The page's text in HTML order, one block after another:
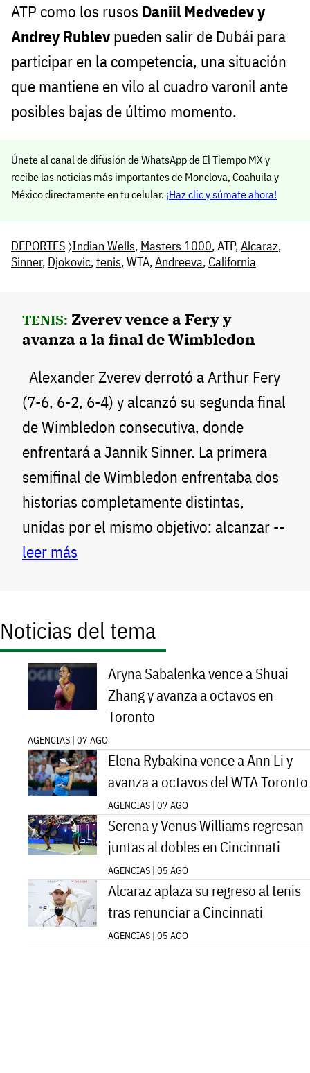
ATP como los rusos Daniil Medvedev y
Andrey Rublev pueden salir de Dubái para
participar en la competencia, una situación
que mantiene en vilo al cuadro varonil ante
posibles bajas de último momento.
Únete al canal de difusión de WhatsApp de El Tiempo MX y
recibe las noticias más importantes de Monclova, Coahuila y
México directamente en tu celular. ¡Haz clic y súmate ahora!
DEPORTES〉Indian Wells, Masters 1000, ATP,Alcaraz,
Sinner, Djokovic,tenis, WTA,Andreeva, California
TENIS: Zverev vence a Fery y
avanza a la final de Wimbledon
Alexander Zverev derrotó a Arthur Fery
(7-6, 6-2, 6-4) y alcanzó su segunda final
de Wimbledon consecutiva, donde
enfrentará a Jannik Sinner. La primera
semifinal de Wimbledon enfrentaba dos
historias completamente distintas,
unidas por el mismo objetivo: alcanzar --
leer más
Noticias del tema
Aryna Sabalenka vence a Shuai
Zhang y avanza a octavos en
Toronto
AGENCIAS | 07 AGO
Elena Rybakina vence a Ann Li y
avanza a octavos del WTA Toronto
AGENCIAS | 07 AGO
Serena y Venus Williams regresan
juntas al dobles en Cincinnati
AGENCIAS | 05 AGO
Alcaraz aplaza su regreso al tenis
tras renunciar a Cincinnati
AGENCIAS | 05 AGO